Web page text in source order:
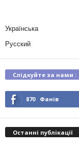
Українська
Русский
Слідкуйте за нами :
870 Фанів
Останні публікації